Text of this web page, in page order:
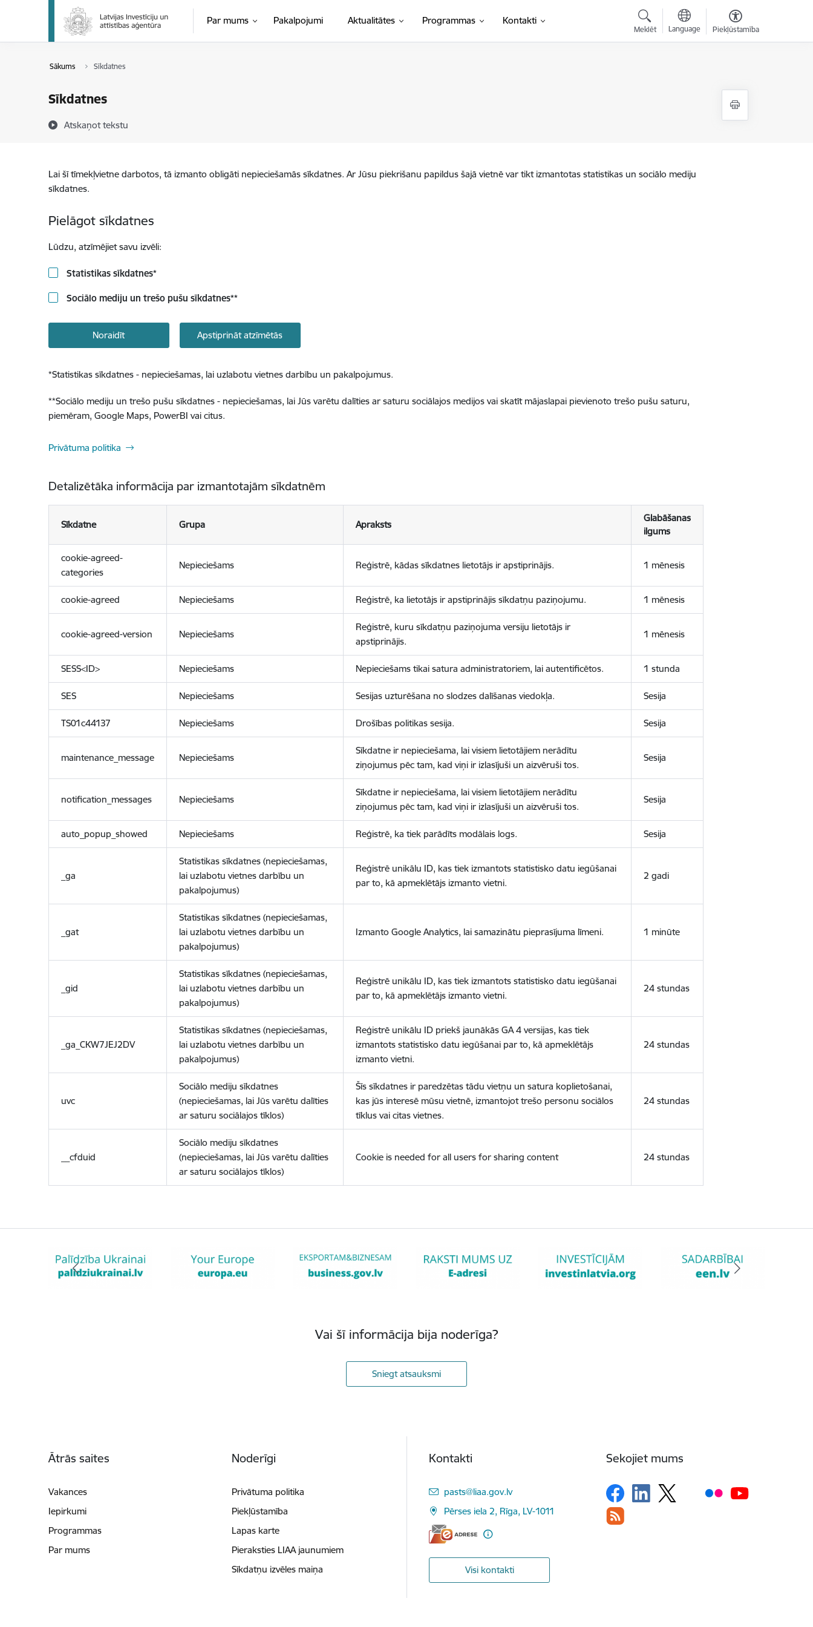
Pāriet uz lapas saturu
Par mums Pakalpojumi Aktualitātes Programmas Kontakti
Meklēt Language Piekļūstamība
Sākums Sīkdatnes
Sīkdatnes
Atskaņot tekstu
Lai šī tīmekļvietne darbotos, tā izmanto obligāti nepieciešamās sīkdatnes. Ar Jūsu piekrišanu papildus šajā vietnē var tikt izmantotas statistikas un sociālo mediju
sīkdatnes.
Pielāgot sīkdatnes
Lūdzu, atzīmējiet savu izvēli:
Statistikas sīkdatnes*
Sociālo mediju un trešo pušu sīkdatnes**
Noraidīt Apstiprināt atzīmētās
*Statistikas sīkdatnes - nepieciešamas, lai uzlabotu vietnes darbību un pakalpojumus.
**Sociālo mediju un trešo pušu sīkdatnes - nepieciešamas, lai Jūs varētu dalīties ar saturu sociālajos medijos vai skatīt mājaslapai pievienoto trešo pušu saturu,
piemēram, Google Maps, PowerBI vai citus.
Privātuma politika
Detalizētāka informācija par izmantotajām sīkdatnēm
Sīkdatne Grupa Apraksts
Glabāšanas
ilgums
cookie-agreed-
categories
Nepieciešams Reģistrē, kādas sīkdatnes lietotājs ir apstiprinājis. 1 mēnesis
cookie-agreed Nepieciešams Reģistrē, ka lietotājs ir apstiprinājis sīkdatņu paziņojumu. 1 mēnesis
cookie-agreed-version Nepieciešams
Reģistrē, kuru sīkdatņu paziņojuma versiju lietotājs ir
apstiprinājis.
1 mēnesis
SESS<ID> Nepieciešams Nepieciešams tikai satura administratoriem, lai autentificētos. 1 stunda
SES Nepieciešams Sesijas uzturēšana no slodzes dalīšanas viedokļa. Sesija
TS01c44137 Nepieciešams Drošības politikas sesija. Sesija
maintenance_message Nepieciešams
Sīkdatne ir nepieciešama, lai visiem lietotājiem nerādītu
ziņojumus pēc tam, kad viņi ir izlasījuši un aizvēruši tos.
Sesija
notification_messages Nepieciešams
Sīkdatne ir nepieciešama, lai visiem lietotājiem nerādītu
ziņojumus pēc tam, kad viņi ir izlasījuši un aizvēruši tos.
Sesija
auto_popup_showed Nepieciešams Reģistrē, ka tiek parādīts modālais logs. Sesija
_ga
Statistikas sīkdatnes (nepieciešamas,
lai uzlabotu vietnes darbību un
pakalpojumus)
Reģistrē unikālu ID, kas tiek izmantots statistisko datu iegūšanai
par to, kā apmeklētājs izmanto vietni.
2 gadi
_gat
Statistikas sīkdatnes (nepieciešamas,
lai uzlabotu vietnes darbību un
pakalpojumus)
Izmanto Google Analytics, lai samazinātu pieprasījuma līmeni. 1 minūte
_gid
Statistikas sīkdatnes (nepieciešamas,
lai uzlabotu vietnes darbību un
pakalpojumus)
Reģistrē unikālu ID, kas tiek izmantots statistisko datu iegūšanai
par to, kā apmeklētājs izmanto vietni.
24 stundas
_ga_CKW7JEJ2DV
Statistikas sīkdatnes (nepieciešamas,
lai uzlabotu vietnes darbību un
pakalpojumus)
Reģistrē unikālu ID priekš jaunākās GA 4 versijas, kas tiek
izmantots statistisko datu iegūšanai par to, kā apmeklētājs
izmanto vietni.
24 stundas
uvc
Sociālo mediju sīkdatnes
(nepieciešamas, lai Jūs varētu dalīties
ar saturu sociālajos tīklos)
Šīs sīkdatnes ir paredzētas tādu vietņu un satura koplietošanai,
kas jūs interesē mūsu vietnē, izmantojot trešo personu sociālos
tīklus vai citas vietnes.
24 stundas
__cfduid
Sociālo mediju sīkdatnes
(nepieciešamas, lai Jūs varētu dalīties
ar saturu sociālajos tīklos)
Cookie is needed for all users for sharing content 24 stundas
Vai šī informācija bija noderīga?
Sniegt atsauksmi
Ātrās saites
Vakances
Iepirkumi
Programmas
Par mums
Noderīgi
Privātuma politika
Piekļūstamība
Lapas karte
Pieraksties LIAA jaunumiem
Sīkdatņu izvēles maiņa
Kontakti
E-pasts:
pasts@liaa.gov.lv
Pērses iela 2, Rīga, LV-1011
Visi kontakti
Sekojiet mums